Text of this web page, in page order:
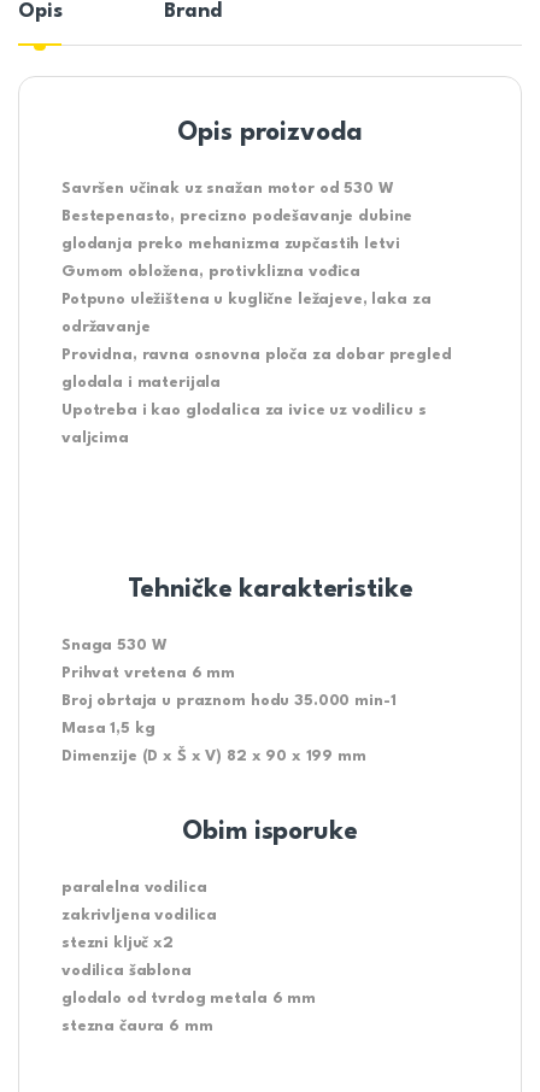
Opis Brand
Opis proizvoda
Savršen učinak uz snažan motor od 530 W
Bestepenasto, precizno podešavanje dubine
glodanja preko mehanizma zupčastih letvi
Gumom obložena, protivklizna vođica
Potpuno uležištena u kuglične ležajeve, laka za
održavanje
Providna, ravna osnovna ploča za dobar pregled
glodala i materijala
Upotreba i kao glodalica za ivice uz vodilicu s
valjcima
Tehničke karakteristike
Snaga 530 W
Prihvat vretena 6 mm
Broj obrtaja u praznom hodu 35.000 min-1
Masa 1,5 kg
Dimenzije (D x Š x V) 82 x 90 x 199 mm
Obim isporuke
paralelna vodilica
zakrivljena vodilica
stezni ključ x2
vodilica šablona
glodalo od tvrdog metala 6 mm
stezna čaura 6 mm